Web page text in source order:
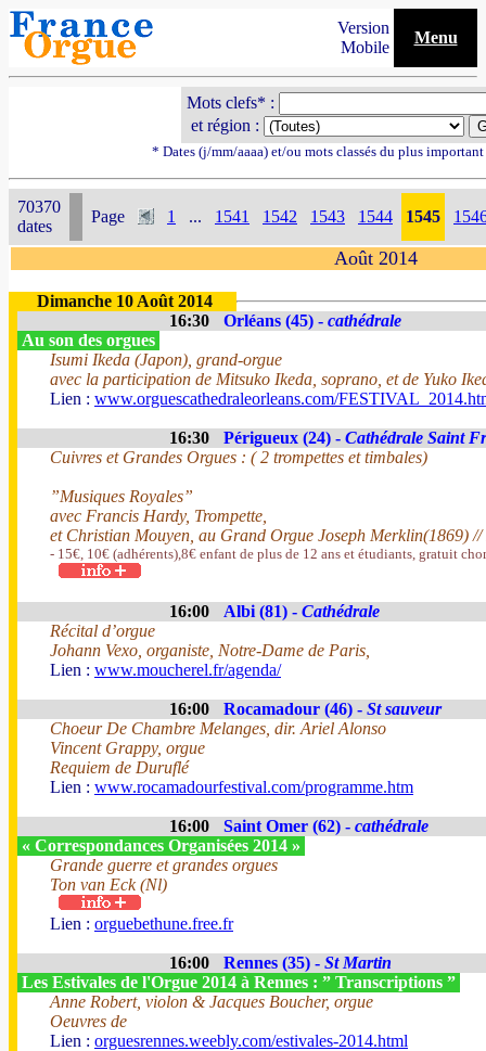
Version
Mobile
Menu
Mots clefs* :
et région :
* Dates (j/mm/aaaa) et/ou mots classés du plus
70370
dates
Page 1 ... 1541 1542 1543 1544 1545
Août 2014
Dimanche 10 Août 2014
16:30
Orléans (45) - cathédrale
Au son des orgues
Isumi Ikeda (Japon), grand-orgue
avec la participation de Mitsuko Ikeda, soprano, et de Yuko
Lien : www.orguescathedraleorleans.com/
16:30 Périgueux (24) - Cathédrale Saint
Cuivres et Grandes Orgues : ( 2 trompettes et timbales)
”Musiques Royales”
avec Francis Hardy, Trompette,
et Christian Mouyen, au Grand Orgue Joseph Merklin(1869)
- 15€, 10€ (adhérents),8€ enfant de plus de 12 ans et étudiants, gratuit
16:00 Albi (81) - Cathédrale
Récital d’orgue
Johann Vexo, organiste, Notre-Dame de Paris,
Lien : www.moucherel.fr/agenda/
16:00 Rocamadour (46) - St sauveur
Choeur De Chambre Melanges, dir. Ariel Alonso
Vincent Grappy, orgue
Requiem de Duruflé
Lien : www.rocamadourfestival.com/programme.htm
16:00 Saint Omer (62) - cathédrale
« Correspondances Organisées 2014 »
Grande guerre et grandes orgues
Ton van Eck (Nl)
Lien : orguebethune.free.fr
16:00 Rennes (35) - St Martin
Les Estivales de l'Orgue 2014 à Rennes : ” Transcriptions ”
Anne Robert, violon & Jacques Boucher, orgue
Oeuvres de
Lien : orguesrennes.weebly.com/estivales-2014.html